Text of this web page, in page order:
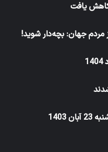
جهان: بچه‌دار شوید!
1403